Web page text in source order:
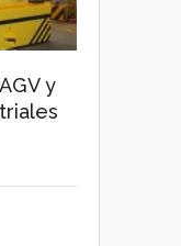
y